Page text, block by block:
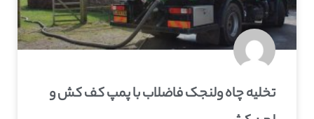
تخلیه چاه ولنجک فاضلاب با پمپ کف کش و